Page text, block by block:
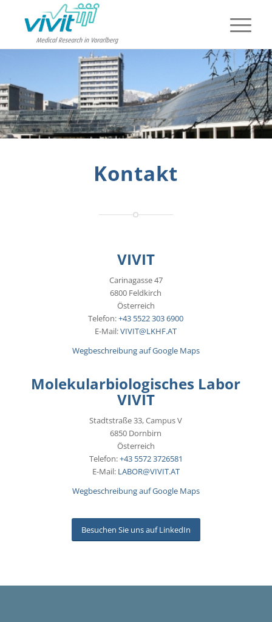
Kontakt
VIVIT
Carinagasse 47
6800 Feldkirch
Österreich
Telefon:+43 5522 303 6900
E-Mail:VIVIT@LKHF.AT
Wegbeschreibung auf Google Maps
Molekularbiologisches Labor
VIVIT
Stadtstraße 33, Campus V
6850 Dornbirn
Österreich
Telefon:+43 5572 3726581
E-Mail: LABOR@VIVIT.AT
Wegbeschreibung auf Google Maps
Besuchen Sie uns auf LinkedIn